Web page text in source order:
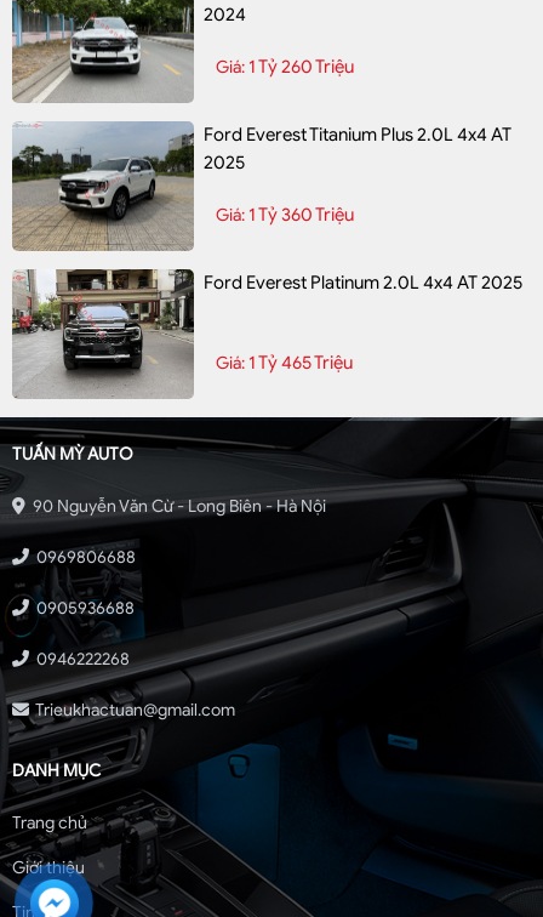
2024
Giá: 1 Tỷ 260 Triệu
Ford Everest Titanium Plus 2.0L 4x4 AT
2025
Giá: 1 Tỷ 360 Triệu
Ford Everest Platinum 2.0L 4x4 AT 2025
Giá: 1 Tỷ 465 Triệu
DANH MỤC
Trang chủ
Giới thiệu
TUẤN MỲ AUTO
90 Nguyễn Văn Cừ - Long Biên - Hà Nội
0969806688
0905936688
0946222268
Trieukhactuan@gmail.com